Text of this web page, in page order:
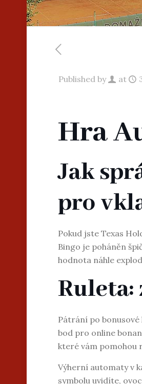
Published by at
Hra
Jak
pro
Pokud jste Texas
Bingo je poháněn
hodnota náhle
Pátrání po
bod pro online
které vám pomohou
Výherní automaty v
symbolu uvidíte,